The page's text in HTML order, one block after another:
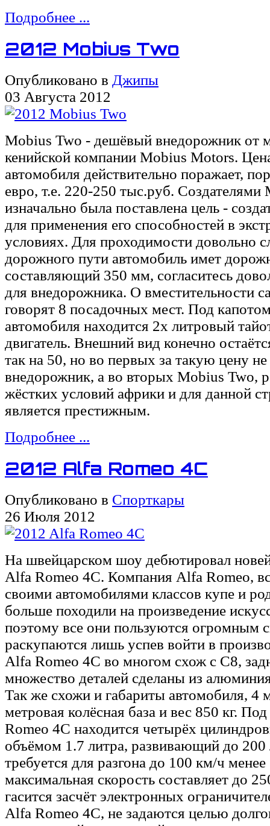
Подробнее ...
2012 Mobius Two
Опубликовано в Джипы
03 Августа 2012
Mobius Two - дешёвый внедорожник от
кенийской компании Mobius Motors.
автомобиля действительно поражает,
евро, т.е. 220-250 тыс.руб. Создателями
изначально была поставлена цель -
для применения его способностей в
условиях. Для проходимости довольно
дорожного пути автомобиль имет
составляющий 350 мм, согласитесь
для внедорожника. О вместительности
говорят 8 посадочных мест. Под
автомобиля находится 2х литровый
двигатель. Внешний вид конечно
так на 50, но во первых за такую цену не
внедорожник, а во вторых Mobius Two,
жёстких условий африки и для данной
является престижным.
Подробнее ...
2012 Alfa Romeo 4C
Опубликовано в Спорткары
26 Июля 2012
На швейцарском шоу дебютировал
Alfa Romeo 4C. Компания Alfa Romeo,
своими автомобилями классов купе и
больше походили на произведение
поэтому все они пользуются огромным
раскупаются лишь успев войти в
Alfa Romeo 4C во многом схож с С8,
множество деталей сделаны из
Так же схожи и габариты автомобиля, 4
метровая колёсная база и вес 850 кг.
Romeo 4C находится четырёх
объёмом 1.7 литра, развивающий до
требуется для разгона до 100 км/ч менее
максимальная скорость составляет до
гасится засчёт электронных
Alfa Romeo 4C, не задаются целью